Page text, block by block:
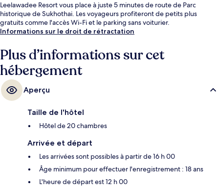
Leelawadee Resort vous place à juste 5 minutes de route de Parc
historique de Sukhothai. Les voyageurs profiteront de petits plus
gratuits comme l'accès Wi-Fi et le parking sans voiturier.
Informations sur le droit de rétractation
Plus d’informations sur cet
hébergement
Aperçu
Taille de l'hôtel
Hôtel de 20 chambres
Arrivée et départ
Les arrivées sont possibles à partir de 16 h 00
Âge minimum pour effectuer l'enregistrement : 18 ans
L'heure de départ est 12 h 00